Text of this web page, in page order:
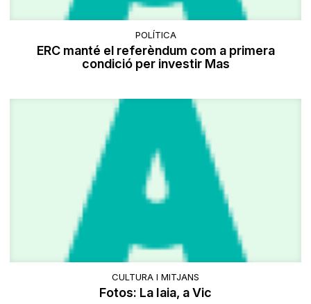
POLÍTICA
ERC manté el referèndum com a primera
condició per investir Mas
CULTURA I MITJANS
Fotos: La Iaia, a Vic